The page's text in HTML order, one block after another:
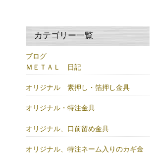
カテゴリー一覧
ブログ
ＭＥＴＡＬ 日記
オリジナル 素押し・箔押し金具
オリジナル・特注金具
オリジナル、口前留め金具
オリジナル、特注ネーム入りのカギ金